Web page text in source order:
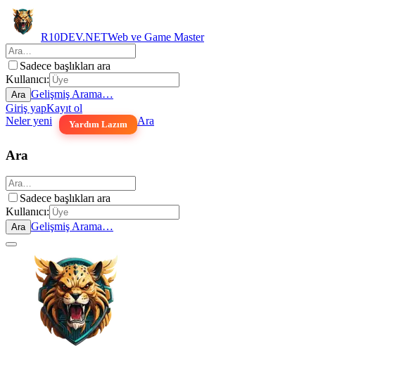
R10DEV.NETWeb ve Game Master
Sadece başlıkları ara
Kullanıcı:
Ara Gelişmiş Arama…
Giriş yapKayıt ol
Neler yeni
Yardım Lazım Ara
Ara
Sadece başlıkları ara
Kullanıcı:
Ara Gelişmiş Arama…